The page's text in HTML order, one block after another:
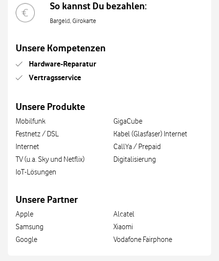
So kannst Du bezahlen:
Bargeld, Girokarte
Unsere Kompetenzen
Hardware-Reparatur
Vertragsservice
Unsere Produkte
Mobilfunk
Festnetz / DSL
Internet
TV (u.a. Sky und Netflix)
IoT-Lösungen
GigaCube
Kabel (Glasfaser) Internet
CallYa / Prepaid
Digitalisierung
Unsere Partner
Apple
Samsung
Google
Alcatel
Xiaomi
Vodafone Fairphone